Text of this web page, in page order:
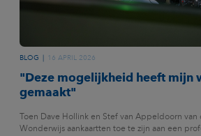
BLOG 16 APRIL 2026
"Deze mogelijkheid heeft mijn
gemaakt"
Toen Dave Hollink en Stef van Appeldoorn
Wonderwijs aankaartten toe te zijn aan een